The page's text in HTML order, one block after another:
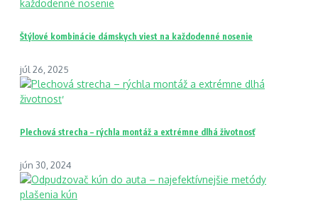
Štýlové kombinácie dámskych viest na každodenné nosenie
júl 26, 2025
Plechová strecha – rýchla montáž a extrémne dlhá životnosť
jún 30, 2024